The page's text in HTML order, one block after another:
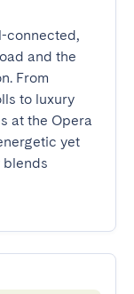
connected,
and the
From
to luxury
at the Opera
yet